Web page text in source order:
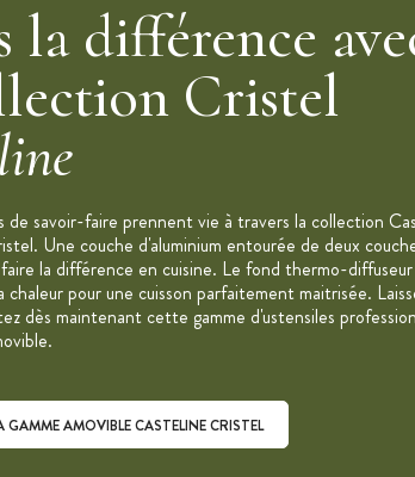
Contenance: 2,1 L
Matériaux: Acier Inoxydable 18/10, Anti-adhérent
Finitions: Inox brillant
Fabriqué en France
Label "Origine France Garantie"
Entretien: Passe au lave-vaisselle
Compatible tous feux y compris induction et four
Marque: Cristel
Collection : Casteline Manche Amovible
Poignée et anses vendues séparément
la différence
Cristel
de savoir-faire prennent vie à travers la collection
Une couche d'aluminium entourée de deux
la différence en cuisine. Le fond thermo-
chaleur pour une cuisson parfaitement maitrisée.
dès maintenant cette gamme d'ustensiles
GAMME AMOVIBLE CASTELINE CRISTEL